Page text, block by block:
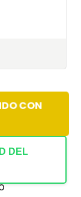
CON
DEL